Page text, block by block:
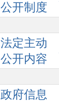
公开制度
法定主动
公开内容
政府信息